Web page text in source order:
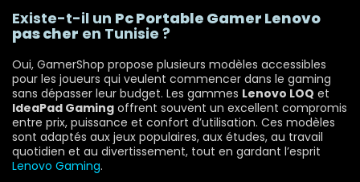
Existe-t-il un Pc Portable Gamer Lenovo
pas cher en Tunisie ?
Oui, GamerShop propose plusieurs modèles accessibles
pour les joueurs qui veulent commencer dans le gaming
sans dépasser leur budget. Les gammes Lenovo LOQ et
IdeaPad Gaming offrent souvent un excellent compromis
entre prix, puissance et confort d’utilisation. Ces modèles
sont adaptés aux jeux populaires, aux études, au travail
quotidien et au divertissement, tout en gardant l’esprit
Lenovo Gaming.